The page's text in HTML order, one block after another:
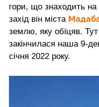
гори, що знаходить на
захід він міста
землю, яку обіцяв.
закінчилася наша 9-
січня 2022 року.